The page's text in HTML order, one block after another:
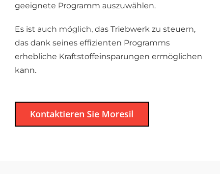
geeignete Programm auszuwählen.
Es ist auch möglich, das Triebwerk zu steuern,
das dank seines effizienten Programms
erhebliche Kraftstoffeinsparungen ermöglichen
kann.
Kontaktieren Sie Moresil